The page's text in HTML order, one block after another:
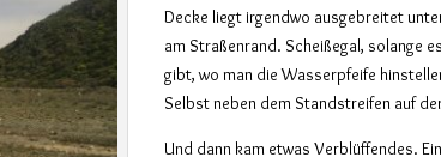
Decke liegt irgendwo ausgebreitet
am Straßenrand. Scheißegal, solange
gibt, wo man die Wasserpfeife
Selbst neben dem Standstreifen auf
Und dann kam etwas Verblüffendes.